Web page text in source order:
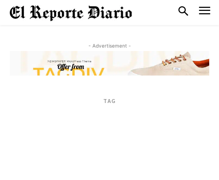
- Advertisement -
TAG